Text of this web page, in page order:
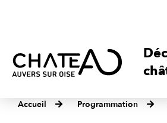
Accueil Programmation